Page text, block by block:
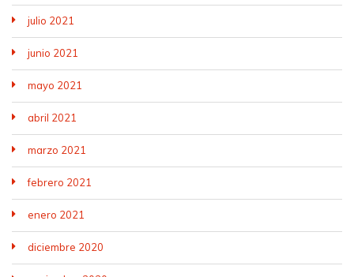
julio 2021
junio 2021
mayo 2021
abril 2021
marzo 2021
febrero 2021
enero 2021
diciembre 2020